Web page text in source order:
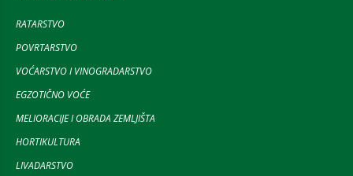
RATARSTVO
POVRTARSTVO
VOĆARSTVO I VINOGRADARSTVO
EGZOTIČNO VOĆE
MELIORACIJE I OBRADA ZEMLJIŠTA
HORTIKULTURA
LIVADARSTVO